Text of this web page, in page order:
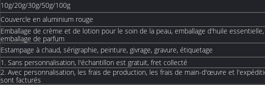
10g/20g/30g/50g/100g
Couvercle en aluminium rouge
Emballage de crème et de lotion pour le soin de la peau, emballage d'huile essentielle,
emballage de parfum
Estampage à chaud, sérigraphie, peinture, givrage, gravure, étiquetage
1. Sans personnalisation, l'échantillon est gratuit, fret collecté
2. Avec personnalisation, les frais de production, les frais de main-d'œuvre et
sont facturés